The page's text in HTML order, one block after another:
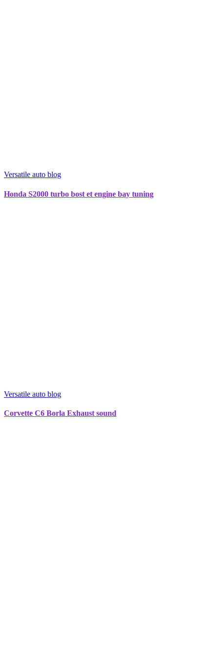
Versatile auto blog
Honda S2000 turbo bost et engine bay tuning
Versatile auto blog
Corvette C6 Borla Exhaust sound